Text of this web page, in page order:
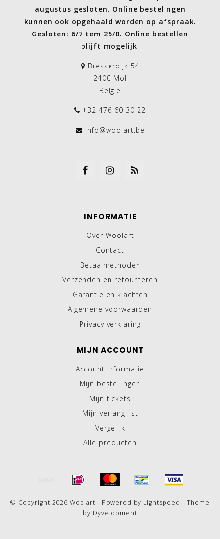
augustus gesloten. Online bestelingen
kunnen ook opgehaald worden op afspraak.
Gesloten: 6/7 tem 25/8. Online bestellen
blijft mogelijk!
Bresserdijk 54
2400 Mol
België
+32 476 60 30 22
info@woolart.be
INFORMATIE
Over Woolart
Contact
Betaalmethoden
Verzenden en retourneren
Garantie en klachten
Algemene voorwaarden
Privacy verklaring
MIJN ACCOUNT
Account informatie
Mijn bestellingen
Mijn tickets
Mijn verlanglijst
Vergelijk
Alle producten
© Copyright 2026 Woolart - Powered by Lightspeed - Theme
by Dyvelopment